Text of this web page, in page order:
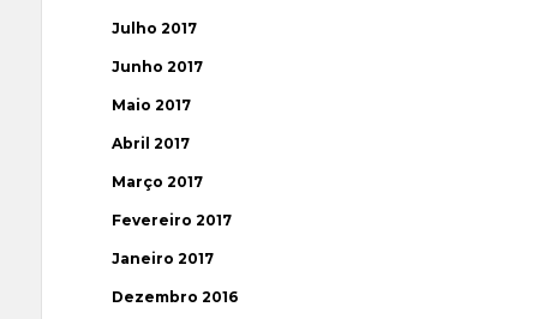
Julho 2017
Junho 2017
Maio 2017
Abril 2017
Março 2017
Fevereiro 2017
Janeiro 2017
Dezembro 2016